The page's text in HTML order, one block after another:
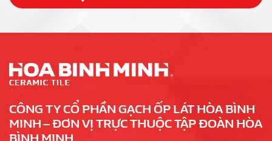
CÔNG TY CỔ PHẦN GẠCH ỐP LÁT HÒA BÌNH
MINH – ĐƠN VỊ TRỰC THUỘC TẬP ĐOÀN HÒA
BÌNH MINH